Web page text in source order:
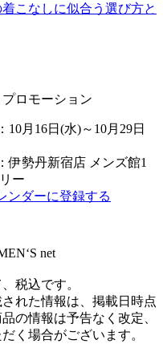
こなしに似合う選び方と
ロモーション
10月16日(水)～10月29日
伊勢丹新宿店 メンズ館1
ー
ンダーに登録する
net
税込です。
された情報は、掲載日時点
の情報は予告なく改定、
く場合がございます。